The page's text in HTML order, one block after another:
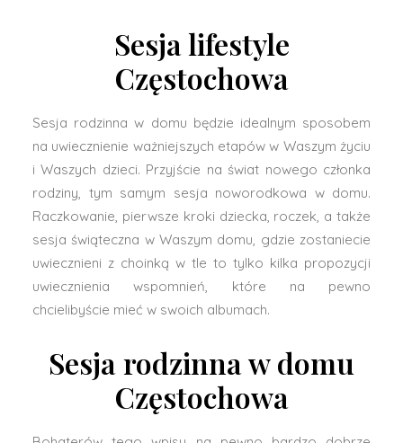
Sesja lifestyle
Częstochowa
Sesja rodzinna w domu będzie idealnym sposobem
na uwiecznienie ważniejszych etapów w Waszym życiu
i Waszych dzieci. Przyjście na świat nowego członka
rodziny, tym samym sesja noworodkowa w domu.
Raczkowanie, pierwsze kroki dziecka, roczek, a także
sesja świąteczna w Waszym domu, gdzie zostaniecie
uwiecznieni z choinką w tle to tylko kilka propozycji
uwiecznienia wspomnień, które na pewno
chcielibyście mieć w swoich albumach.
Sesja rodzinna w domu
Częstochowa